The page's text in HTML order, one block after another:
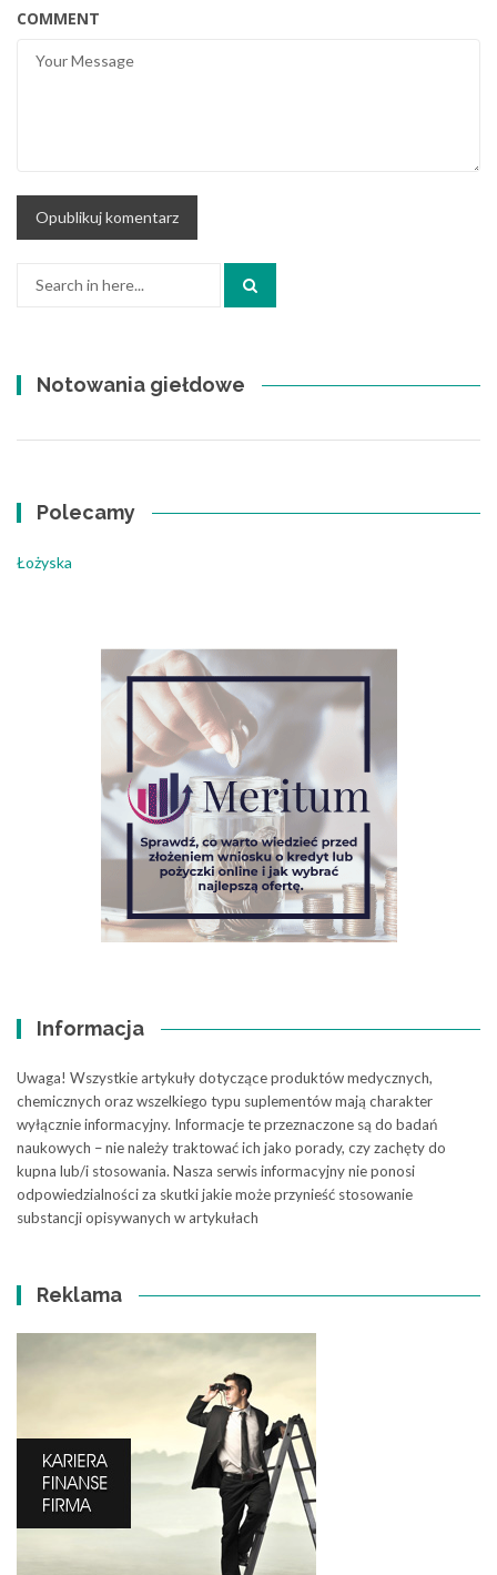
COMMENT
Notowania giełdowe
Polecamy
Łożyska
Informacja
Uwaga! Wszystkie artykuły dotyczące produktów medycznych,
chemicznych oraz wszelkiego typu suplementów mają charakter
wyłącznie informacyjny. Informacje te przeznaczone są do badań
naukowych – nie należy traktować ich jako porady, czy zachęty do
kupna lub/i stosowania. Nasza serwis informacyjny nie ponosi
odpowiedzialności za skutki jakie może przynieść stosowanie
substancji opisywanych w artykułach
Reklama